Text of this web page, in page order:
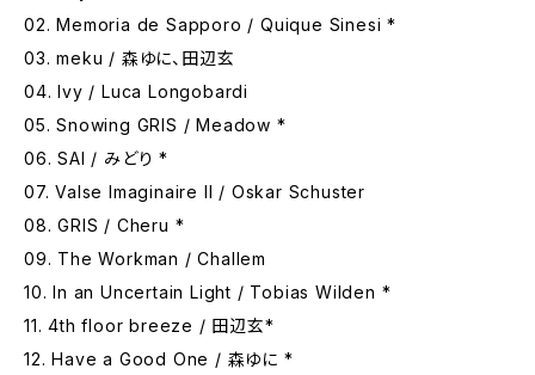
02. Memoria de Sapporo / Quique Sinesi *
03. meku / 森ゆに、田辺玄
04. Ivy / Luca Longobardi
05. Snowing GRIS / Meadow *
06. SAI / みどり *
07. Valse Imaginaire II / Oskar Schuster
08. GRIS / Cheru *
09. The Workman / Challem
10. In an Uncertain Light / Tobias Wilden *
11. 4th floor breeze / 田辺玄*
12. Have a Good One / 森ゆに *